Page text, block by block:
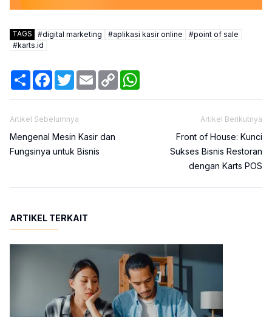
TAGS #digital marketing #aplikasi kasir online #point of sale
#karts.id
ShareFacebook
TwitterEmail Copy
Link
Artikel Sebelumnya
Mengenal Mesin Kasir dan
Fungsinya untuk Bisnis
Artikel Berikutnya
Front of House: Kunci
Sukses Bisnis Restoran
dengan Karts POS
ARTIKEL TERKAIT